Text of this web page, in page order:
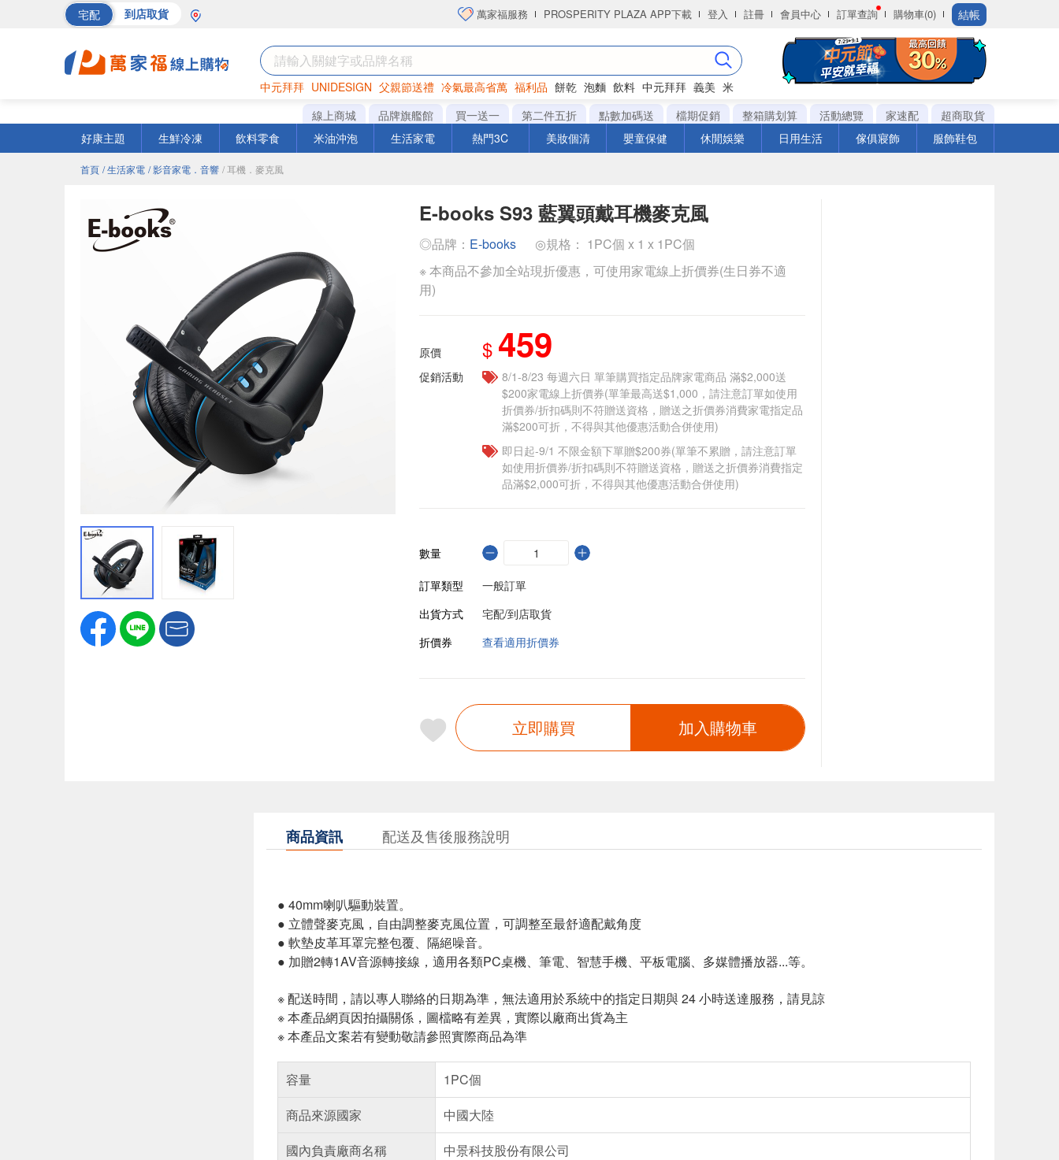
宅配 到店取貨 萬家福服務 PROSPERITY PLAZA APP下載 登入 註冊 會員中心 訂單查詢 購物車(0) 結帳
中元拜拜 UNIDESIGN 父親節送禮 冷氣最高省萬 福利品 餅乾 泡麵 飲料 中元拜拜 義美 米
罐頭 海苔 洋芋片
線上商城 品牌旗艦館 買一送一 第二件五折 點數加碼送 檔期促銷 整箱購划算 活動總覽 家速配
超商取貨
好康主題
生鮮冷凍 飲料零食 米油沖泡 生活家電 熱門3C 美妝個清 嬰童保健 休閒娛樂 日用生活 傢俱寢飾 服飾鞋包
首頁 / 生活家電 / 影音家電．音響 / 耳機．麥克風
E-books S93 藍翼頭戴耳機麥克風
◎品牌： E-books
◎規格： 1PC個 x 1 x 1PC個
※ 本商品不參加全站現折優惠，可使用家電線上折價券(生日券不適
用)
原價 $ 459
促銷活動
8/1-8/23 每週六日 單筆購買指定品牌家電商品 滿$2,000送
$200家電線上折價券(單筆最高送$1,000，請注意訂單如使用
折價券/折扣碼則不符贈送資格，贈送之折價券消費家電指定品
滿$200可折，不得與其他優惠活動合併使用)
即日起-9/1 不限金額下單贈$200券(單筆不累贈，請注意訂單
如使用折價券/折扣碼則不符贈送資格，贈送之折價券消費指定
品滿$2,000可折，不得與其他優惠活動合併使用)
數量
訂單類型
一般訂單
出貨方式
宅配/到店取貨
折價券
查看適用折價券
立即購買 加入購物車
商品資訊 配送及售後服務說明
● 40mm喇叭驅動裝置。
● 立體聲麥克風，自由調整麥克風位置，可調整至最舒適配戴角度
● 軟墊皮革耳罩完整包覆、隔絕噪音。
● 加贈2轉1AV音源轉接線，適用各類PC桌機、筆電、智慧手機、平板電腦、多媒體播放器...等。
※ 配送時間，請以專人聯絡的日期為準，無法適用於系統中的指定日期與 24 小時送達服務，請見諒
※ 本產品網頁因拍攝關係，圖檔略有差異，實際以廠商出貨為主
※ 本產品文案若有變動敬請參照實際商品為準
容量
1PC個
商品來源國家
中國大陸
國內負責廠商名稱
中景科技股份有限公司